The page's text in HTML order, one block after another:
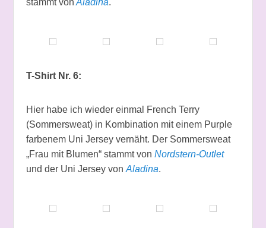
stammt von Aladina.
T-Shirt Nr. 6:
Hier habe ich wieder einmal French Terry
(Sommersweat) in Kombination mit einem Purple
farbenem Uni Jersey vernäht. Der Sommersweat
„Frau mit Blumen“ stammt von Nordstern-Outlet
und der Uni Jersey von Aladina.